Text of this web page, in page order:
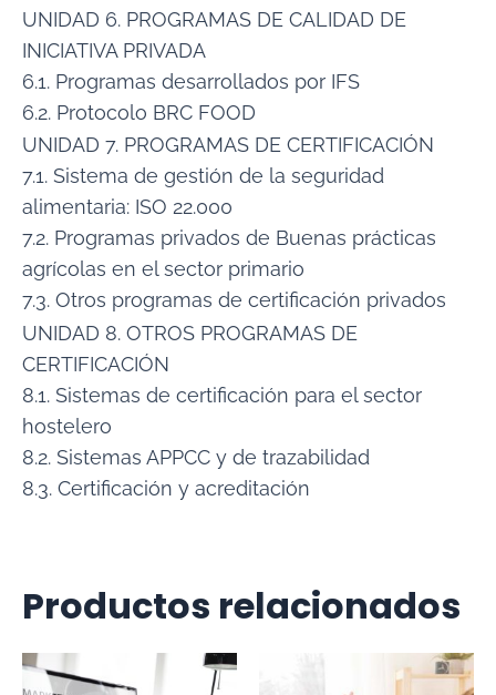
UNIDAD 6. PROGRAMAS DE CALIDAD DE
INICIATIVA PRIVADA
6.1. Programas desarrollados por IFS
6.2. Protocolo BRC FOOD
UNIDAD 7. PROGRAMAS DE CERTIFICACIÓN
7.1. Sistema de gestión de la seguridad
alimentaria: ISO 22.000
7.2. Programas privados de Buenas prácticas
agrícolas en el sector primario
7.3. Otros programas de certificación privados
UNIDAD 8. OTROS PROGRAMAS DE
CERTIFICACIÓN
8.1. Sistemas de certificación para el sector
hostelero
8.2. Sistemas APPCC y de trazabilidad
8.3. Certificación y acreditación
Productos relacionados